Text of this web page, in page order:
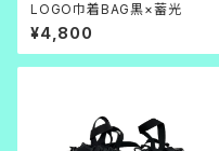
LOGO巾着BAG黒×蓄光
¥4,800